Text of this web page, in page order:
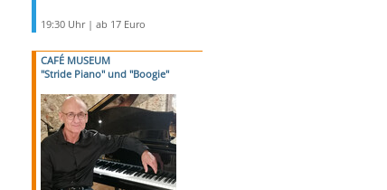
19:30 Uhr | ab 17 Euro
CAFÉ MUSEUM
"Stride Piano" und "Boogie"